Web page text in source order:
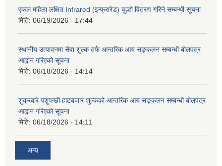
एकल महिला लक्षित Infrared (इन्फ्रारेड) चुल्हो वितरण गरिने सम्बन्धी सूचना
मिति: 06/19/2026 - 17:44
स्थानीय उत्पादनमा सेवा शुल्क तर्फ आन्तरिक आय सङ्कलन सम्बन्धी बोलपत्र
आह्वान गरिएको सूचना
मिति: 06/18/2026 - 14:14
शुक्रबारे पशुपन्छी हाटबजार शुल्कको आन्तरिक आय सङ्कलन सम्बन्धी बोलपत्र
आह्वान गरिएको सूचना
मिति: 06/18/2026 - 14:11
अन्य